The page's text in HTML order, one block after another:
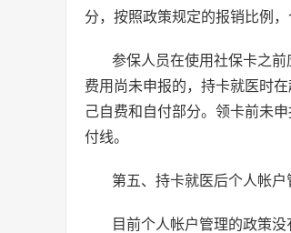
分，按照政策规定的报销比例
参保人员在使用社保卡之
费用尚未申报的，持卡就医时
己自费和自付部分。领卡前未
付线。
第五、持卡就医后个人帐户
目前个人帐户管理的政策没